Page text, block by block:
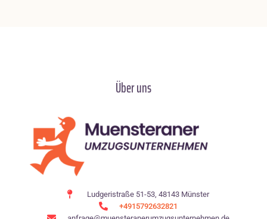
Über uns
Ludgeristraße 51-53, 48143 Münster
+4915792632821